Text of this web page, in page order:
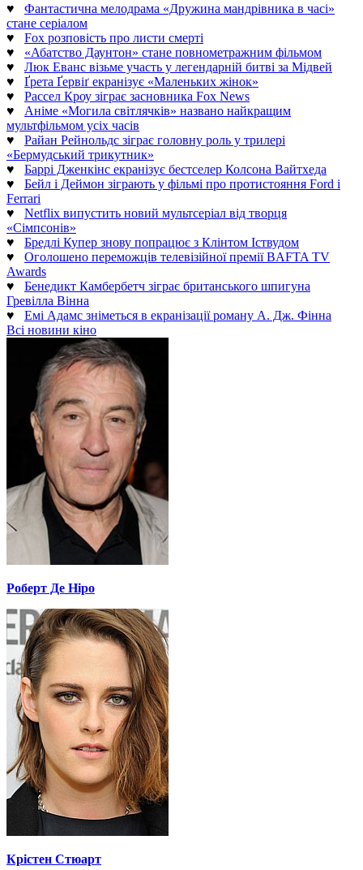
♥ Фантастична мелодрама «Дружина мандрівника в часі»
стане серіалом
♥ Fox розповість про листи смерті
♥ «Абатство Даунтон» стане повнометражним фільмом
♥ Люк Еванс візьме участь у легендарній битві за Мідвей
♥ Ґрета Ґервіґ екранізує «Маленьких жінок»
♥ Рассел Кроу зіграє засновника Fox News
♥ Аніме «Могила світлячків» названо найкращим
мультфільмом усіх часів
♥ Райан Рейнольдс зіграє головну роль у трилері
«Бермудський трикутник»
♥ Баррі Дженкінс екранізує бестселер Колсона Вайтхеда
♥ Бейл і Деймон зіграють у фільмі про протистояння Ford і
Ferrari
♥ Netflix випустить новий мультсеріал від творця
«Сімпсонів»
♥ Бредлі Купер знову попрацює з Клінтом Іствудом
♥ Оголошено переможців телевізійної премії BAFTA TV
Awards
♥ Бенедикт Камбербетч зіграє британського шпигуна
Гревілла Вінна
♥ Емі Адамс зніметься в екранізації роману А. Дж. Фінна
Всі новини кіно
Роберт Де Ніро
Крістен Стюарт